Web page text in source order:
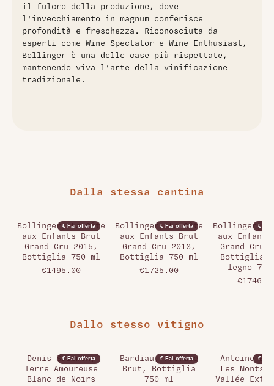
il fulcro della produzione, dove
l'invecchiamento in magnum conferisce
profondità e freschezza. Riconosciuta da
esperti come Wine Spectator e Wine Enthusiast,
Bollinger è una delle case più rispettate,
mantenendo viva l’arte della vinificazione
tradizionale.
Dalla stessa cantina
€ Fai offerta
Bollinger, La Côte
aux Enfants Brut
Grand Cru 2015,
Bottiglia 750 ml
€1495.00
€ Fai offerta
Bollinger, La Côte
aux Enfants Brut
Grand Cru 2013,
Bottiglia 750 ml
€1725.00
€ Fai
Bollinger,
aux
Grand Cru
Bottiglia
legno
Dallo stesso vitigno
€ Fai offerta
Denis Salomon,
Terre Amoureuse
Blanc de Noirs
€ Fai offerta
Bardiau, Préface
Brut, Bottiglia
750 ml
€ Fai
Antoine
Les Monts
Vallée